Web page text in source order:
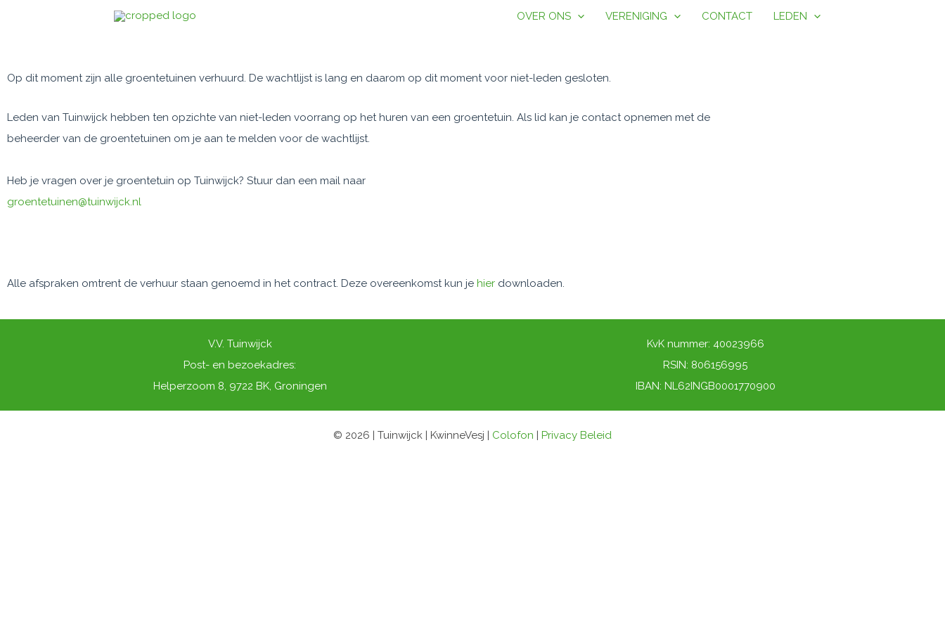
inhoud
OVER ONS VERENIGING CONTACT LEDEN
Op dit moment zijn alle groentetuinen verhuurd. De wachtlijst is lang en daarom op dit moment voor niet-leden gesloten.
Leden van Tuinwijck hebben ten opzichte van niet-leden voorrang op het huren van een groentetuin. Als lid kan je contact opnemen met de
beheerder van de groentetuinen om je aan te melden voor de wachtlijst.
Heb je vragen over je groentetuin op Tuinwijck? Stuur dan een mail naar
groentetuinen@tuinwijck.nl
Alle afspraken omtrent de verhuur staan genoemd in het contract. Deze overeenkomst kun je hier downloaden.
V.V. Tuinwijck
Post- en bezoekadres:
Helperzoom 8, 9722 BK, Groningen
KvK nummer: 40023966
RSIN: 806156995
IBAN: NL62INGB0001770900
© 2026 | Tuinwijck | KwinneVesj | Colofon | Privacy Beleid